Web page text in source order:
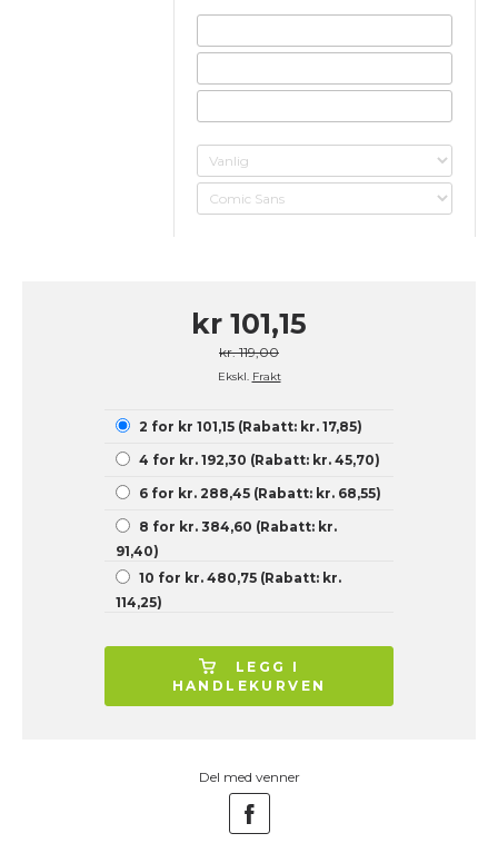
kr 101,15
kr. 119,00
Ekskl. Frakt
2 for kr 101,15 (Rabatt: kr. 17,85)
4 for kr. 192,30 (Rabatt: kr. 45,70)
6 for kr. 288,45 (Rabatt: kr. 68,55)
8 for kr. 384,60 (Rabatt: kr.
91,40)
10 for kr. 480,75 (Rabatt: kr.
114,25)
LEGG I
HANDLEKURVEN
Del med venner